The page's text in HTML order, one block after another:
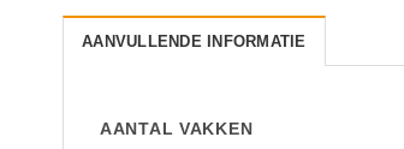
AANVULLENDE INFORMATIE
AANTAL VAKKEN